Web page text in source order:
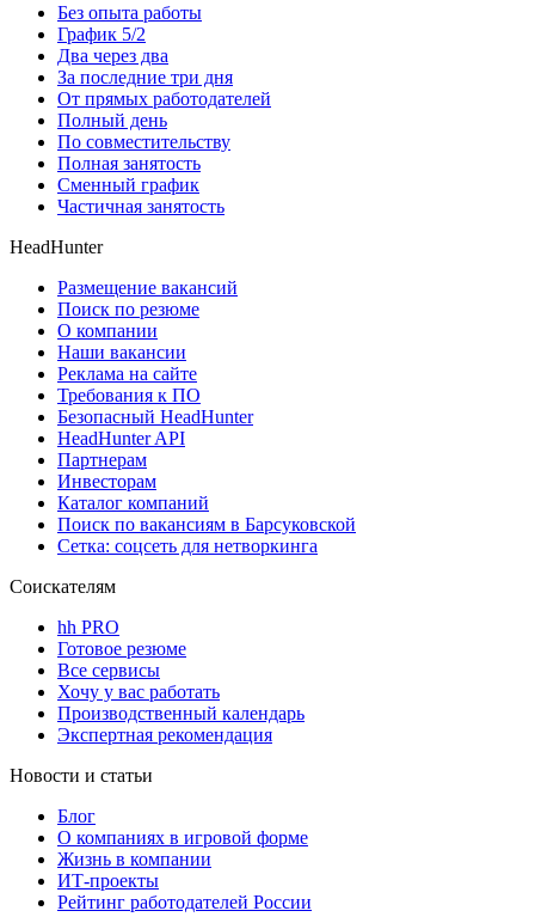
Без опыта работы
График 5/2
Два через два
За последние три дня
От прямых работодателей
Полный день
По совместительству
Полная занятость
Сменный график
Частичная занятость
HeadHunter
Размещение вакансий
Поиск по резюме
О компании
Наши вакансии
Реклама на сайте
Требования к ПО
Безопасный HeadHunter
HeadHunter API
Партнерам
Инвесторам
Каталог компаний
Поиск по вакансиям в Барсуковской
Сетка: соцсеть для нетворкинга
Соискателям
hh PRO
Готовое резюме
Все сервисы
Хочу у вас работать
Производственный календарь
Экспертная рекомендация
Новости и статьи
Блог
О компаниях в игровой форме
Жизнь в компании
ИТ-проекты
Рейтинг работодателей России